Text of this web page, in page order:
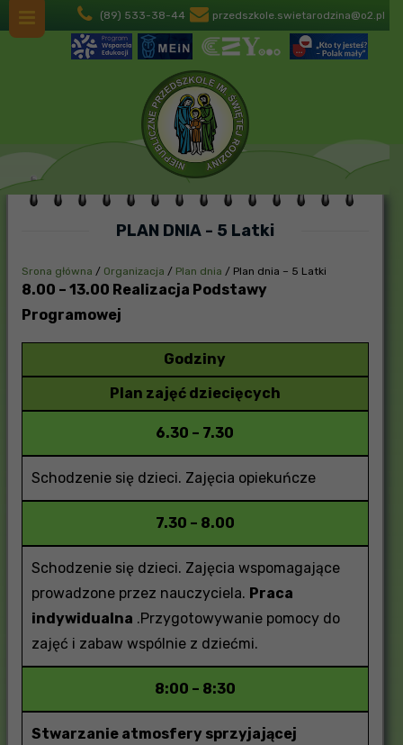
(89) 533-38-44 przedszkole.swietarodzina@o2.pl
PLAN DNIA - 5 Latki
Srona główna / Organizacja / Plan dnia / Plan dnia – 5 Latki
8.00 – 13.00 Realizacja Podstawy
Programowej
Godziny
Plan zajęć dziecięcych
6.30 – 7.30
Schodzenie się dzieci. Zajęcia opiekuńcze
7.30 – 8.00
Schodzenie się dzieci. Zajęcia wspomagające
prowadzone przez nauczyciela. Praca
indywidualna .Przygotowywanie pomocy do
zajęć i zabaw wspólnie z dziećmi.
8:00 – 8:30
Stwarzanie atmosfery sprzyjającej